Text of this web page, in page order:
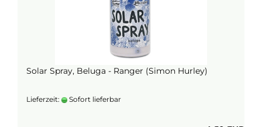
Solar Spray, Beluga - Ranger (Simon Hurley)
Lieferzeit: Sofort lieferbar